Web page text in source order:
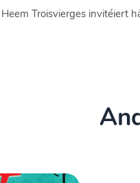
Troisvierges invitéiert